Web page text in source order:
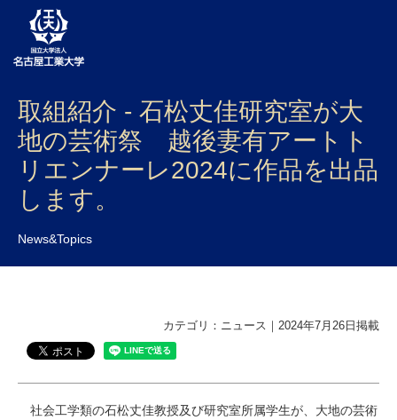
大学案内
学部・大学院・センター
入試
研究・産学官連携
国際交流
研究・教員Navi
取組紹介 - 石松丈佳研究室が大
地の芸術祭 越後妻有アートト
リエンナーレ2024に作品を出品
します。
News&Topics
カテゴリ：ニュース｜2024年7月26日掲載
社会工学類の石松丈佳教授及び研究室所属学生が、大地の芸術